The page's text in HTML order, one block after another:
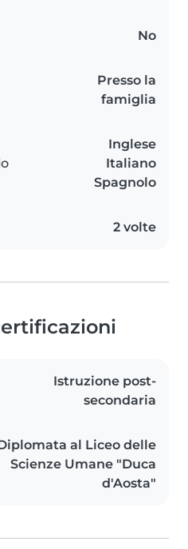
No
Presso la
famiglia
Inglese
Italiano
Spagnolo
2 volte
Istruzione post-
secondaria
al Liceo delle
Scienze Umane "Duca
d'Aosta"